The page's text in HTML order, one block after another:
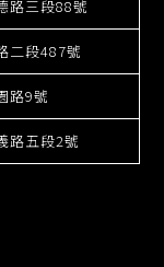
路三段88號
二段487號
路9號
路五段2號